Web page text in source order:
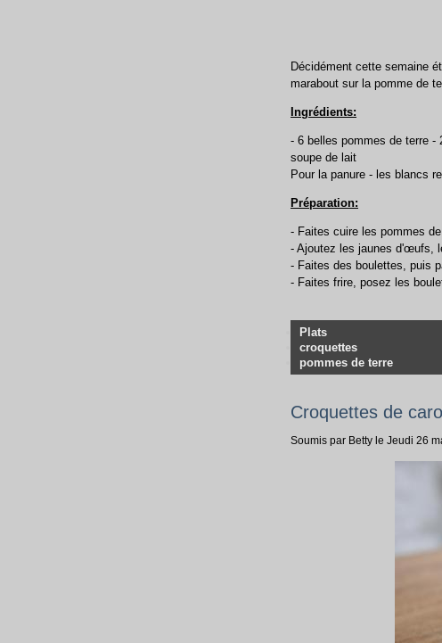
Décidément cette semaine
marabout sur la pomme de
Ingrédients:
- 6 belles pommes de terre -
soupe de lait
Pour la panure - les blancs
Préparation:
- Faites cuire les pommes
- Ajoutez les jaunes d'œufs,
- Faites des boulettes, puis
- Faites frire, posez les
Plats
croquettes
pommes de terre
Croquettes de
Soumis par Betty le Jeudi 26